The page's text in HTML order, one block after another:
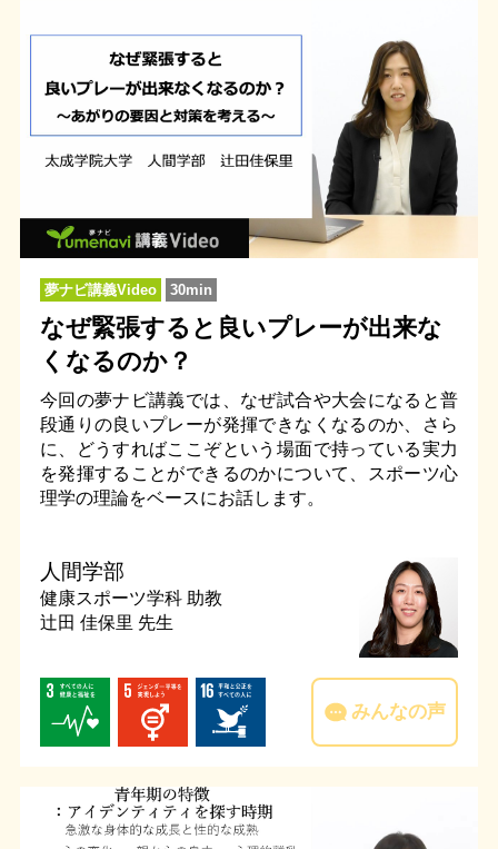
夢ナビ講義Video 30min
なぜ緊張すると良いプレーが出来な
くなるのか？
今回の夢ナビ講義では、なぜ試合や大会になると普
段通りの良いプレーが発揮できなくなるのか、さら
に、どうすればここぞという場面で持っている実力
を発揮することができるのかについて、スポーツ心
理学の理論をベースにお話します。
人間学部
健康スポーツ学科 助教
辻田 佳保里 先生
みんなの声